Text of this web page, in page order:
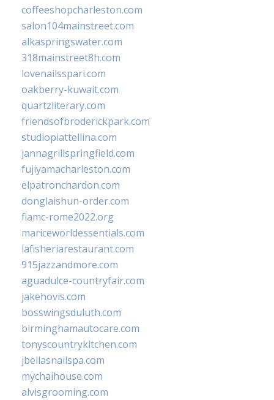
coffeeshopcharleston.com
salon104mainstreet.com
alkaspringswater.com
318mainstreet8h.com
lovenailsspari.com
oakberry-kuwait.com
quartzliterary.com
friendsofbroderickpark.com
studiopiattellina.com
jannagrillspringfield.com
fujiyamacharleston.com
elpatronchardon.com
donglaishun-order.com
fiamc-rome2022.org
mariceworldessentials.com
lafisheriarestaurant.com
915jazzandmore.com
aguadulce-countryfair.com
jakehovis.com
bosswingsduluth.com
birminghamautocare.com
tonyscountrykitchen.com
jbellasnailspa.com
mychaihouse.com
alvisgrooming.com